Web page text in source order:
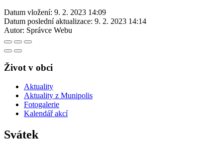
Datum vložení: 9. 2. 2023 14:09
Datum poslední aktualizace: 9. 2. 2023 14:14
Autor: Správce Webu
Život v obci
Aktuality
Aktuality z Munipolis
Fotogalerie
Kalendář akcí
Svátek